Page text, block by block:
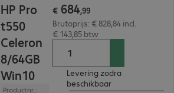
HP Pro
t550
Celeron
8/64GB
Win10
Productnr.:
€ 684,99
Brutoprijs: € 828,84 incl.
€ 143,85 btw
Levering zodra
beschikbaar